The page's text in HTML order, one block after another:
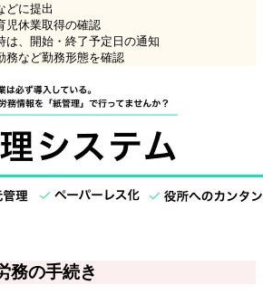
どに提出
児休業取得の確認
は、開始・終了予定日の通知
務など勤務形態を確認
務の手続き